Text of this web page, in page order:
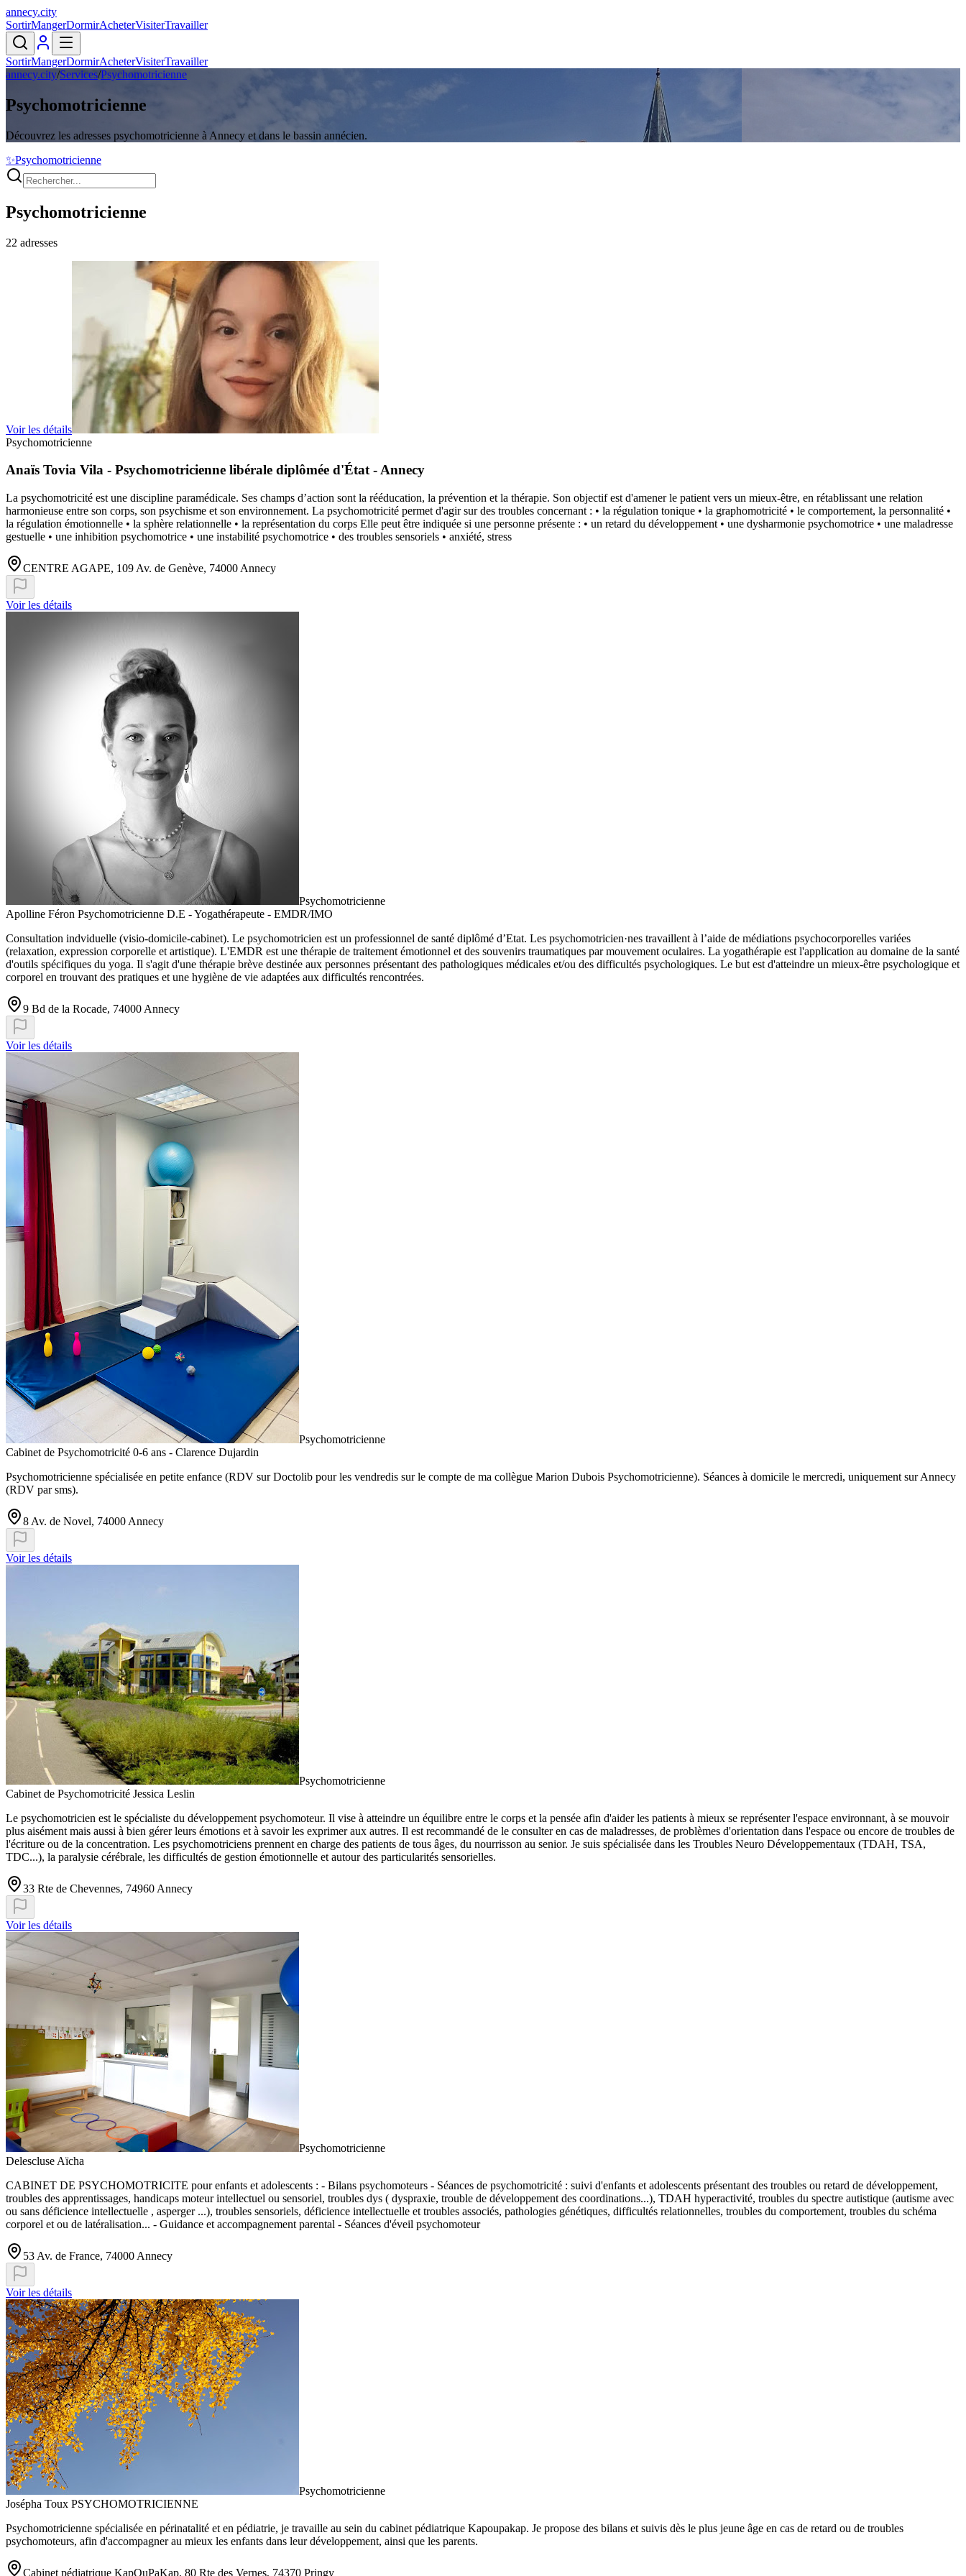
annecy.city
SortirMangerDormirAcheterVisiterTravailler
SortirMangerDormirAcheterVisiterTravailler
annecy.city/Services/Psychomotricienne
Psychomotricienne
Découvrez les adresses psychomotricienne à Annecy et dans le bassin annécien.
✨Psychomotricienne
Psychomotricienne
22 adresses
Voir les détails
Psychomotricienne
Anaïs Tovia Vila - Psychomotricienne libérale diplômée d'État - Annecy
La psychomotricité est une discipline paramédicale. Ses champs d’action sont la rééducation, la prévention et la thérapie. Son objectif est d'amener le patient vers un mieux-être, en rétablissant une relation
harmonieuse entre son corps, son psychisme et son environnement. La psychomotricité permet d'agir sur des troubles concernant : • la régulation tonique • la graphomotricité • le comportement, la personnalité •
la régulation émotionnelle • la sphère relationnelle • la représentation du corps Elle peut être indiquée si une personne présente : • un retard du développement • une dysharmonie psychomotrice • une maladresse
gestuelle • une inhibition psychomotrice • une instabilité psychomotrice • des troubles sensoriels • anxiété, stress
CENTRE AGAPE, 109 Av. de Genève, 74000 Annecy
Voir les détails
Psychomotricienne
Apolline Féron Psychomotricienne D.E - Yogathérapeute - EMDR/IMO
Consultation indviduelle (visio-domicile-cabinet). Le psychomotricien est un professionnel de santé diplômé d’Etat. Les psychomotricien·nes travaillent à l’aide de médiations psychocorporelles variées
(relaxation, expression corporelle et artistique). L'EMDR est une thérapie de traitement émotionnel et des souvenirs traumatiques par mouvement oculaires. La yogathérapie est l'application au domaine de la santé
d'outils spécifiques du yoga. Il s'agit d'une thérapie brève destinée aux personnes présentant des pathologiques médicales et/ou des difficultés psychologiques. Le but est d'atteindre un mieux-être psychologique et
corporel en trouvant des pratiques et une hygiène de vie adaptées aux difficultés rencontrées.
9 Bd de la Rocade, 74000 Annecy
Voir les détails
Psychomotricienne
Cabinet de Psychomotricité 0-6 ans - Clarence Dujardin
Psychomotricienne spécialisée en petite enfance (RDV sur Doctolib pour les vendredis sur le compte de ma collègue Marion Dubois Psychomotricienne). Séances à domicile le mercredi, uniquement sur Annecy
(RDV par sms).
8 Av. de Novel, 74000 Annecy
Voir les détails
Psychomotricienne
Cabinet de Psychomotricité Jessica Leslin
Le psychomotricien est le spécialiste du développement psychomoteur. Il vise à atteindre un équilibre entre le corps et la pensée afin d'aider les patients à mieux se représenter l'espace environnant, à se mouvoir
plus aisément mais aussi à bien gérer leurs émotions et à savoir les exprimer aux autres. Il est recommandé de le consulter en cas de maladresses, de problèmes d'orientation dans l'espace ou encore de troubles de
l'écriture ou de la concentration. Les psychomotriciens prennent en charge des patients de tous âges, du nourrisson au senior. Je suis spécialisée dans les Troubles Neuro Développementaux (TDAH, TSA,
TDC...), la paralysie cérébrale, les difficultés de gestion émotionnelle et autour des particularités sensorielles.
33 Rte de Chevennes, 74960 Annecy
Voir les détails
Psychomotricienne
Delescluse Aïcha
CABINET DE PSYCHOMOTRICITE pour enfants et adolescents : - Bilans psychomoteurs - Séances de psychomotricité : suivi d'enfants et adolescents présentant des troubles ou retard de développement,
troubles des apprentissages, handicaps moteur intellectuel ou sensoriel, troubles dys ( dyspraxie, trouble de développement des coordinations...), TDAH hyperactivité, troubles du spectre autistique (autisme avec
ou sans déficience intellectuelle , asperger ...), troubles sensoriels, déficience intellectuelle et troubles associés, pathologies génétiques, difficultés relationnelles, troubles du comportement, troubles du schéma
corporel et ou de latéralisation... - Guidance et accompagnement parental - Séances d'éveil psychomoteur
53 Av. de France, 74000 Annecy
Voir les détails
Psychomotricienne
Josépha Toux PSYCHOMOTRICIENNE
Psychomotricienne spécialisée en périnatalité et en pédiatrie, je travaille au sein du cabinet pédiatrique Kapoupakap. Je propose des bilans et suivis dès le plus jeune âge en cas de retard ou de troubles
psychomoteurs, afin d'accompagner au mieux les enfants dans leur développement, ainsi que les parents.
Cabinet pédiatrique KapOuPaKap, 80 Rte des Vernes, 74370 Pringy